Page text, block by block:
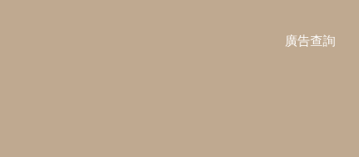
廣告查詢